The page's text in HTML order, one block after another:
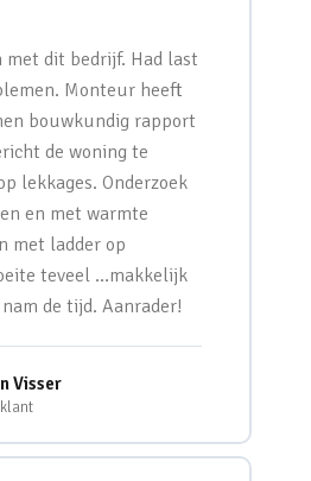
met dit bedrijf. Had last
Monteur heeft
bouwkundig rapport
de woning te
lekkages. Onderzoek
en met warmte
met ladder op
teveel …makkelijk
de tijd. Aanrader!
Visser